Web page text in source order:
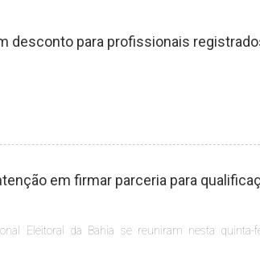
desconto para profissionais
em firmar parceria para
Eleitoral da Bahia se reuniram nesta quinta-